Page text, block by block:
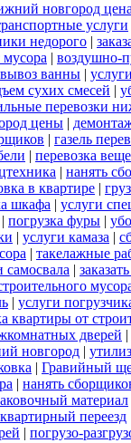
новгород
услуги
недорого |
| воздушно-
вывоз ванны |
сухих смесей |
перевозки
цены |
| газель
| перевозка
| нанять
в квартире |
шкафа | услуги
| погрузка фуры |
| услуги камаза |
| такелажные
самосвала |
| услуги
квартиры от
дверей |
новгород |
| Гравийный
| нанять
материал
квартирный переезд
| погрузо-